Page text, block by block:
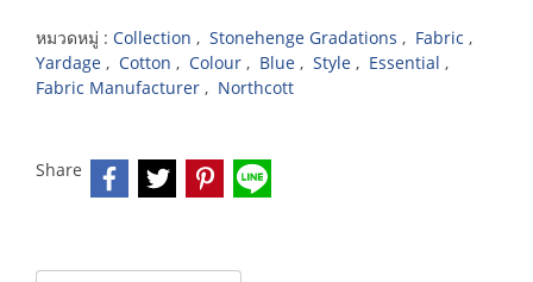
หมวดหมู่ : Collection , Stonehenge Gradations , Fabric ,
Yardage , Cotton , Colour , Blue , Style , Essential ,
Fabric Manufacturer , Northcott
Share